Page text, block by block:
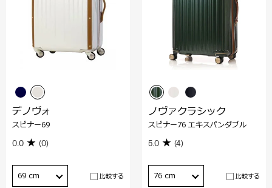
デノヴォ
スピナー69
0.0 (0)
69 cm 比較する
ノヴァクラシック
スピナー76 エキスパンダブル
5.0 (4)
76 cm 比較する